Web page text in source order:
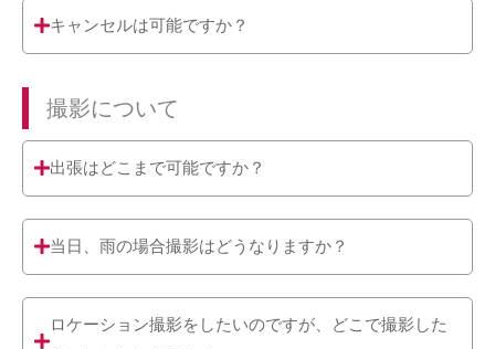
キャンセルは可能ですか？
撮影について
出張はどこまで可能ですか？
当日、雨の場合撮影はどうなりますか？
ロケーション撮影をしたいのですが、どこで撮影した